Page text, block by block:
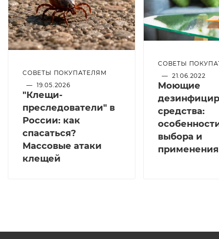
СОВЕТЫ ПОКУПАТЕЛЯМ
— 19.05.2026
"Клещи-
преследователи" в
России: как
спасаться?
Массовые атаки
клещей
СОВЕТЫ
— 21.06.2022
Моющие
средства:
выбора и
применения